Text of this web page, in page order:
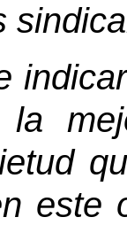
la
este